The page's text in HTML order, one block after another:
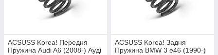
ACSUSS Korea! Передня
Пружина Audi A6 (2008-) Ауді
ACSUSS Korea! Задня
Пружина BMW 3 e46 (1990-)